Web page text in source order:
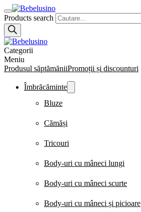
Products search
Categorii
Meniu
Produsul săptămăniiPromoții și discounturi
Îmbrăcăminte
Bluze
Cămăși
Tricouri
Body-uri cu mâneci lungi
Body-uri cu mâneci scurte
Body-uri cu mâneci și picioare